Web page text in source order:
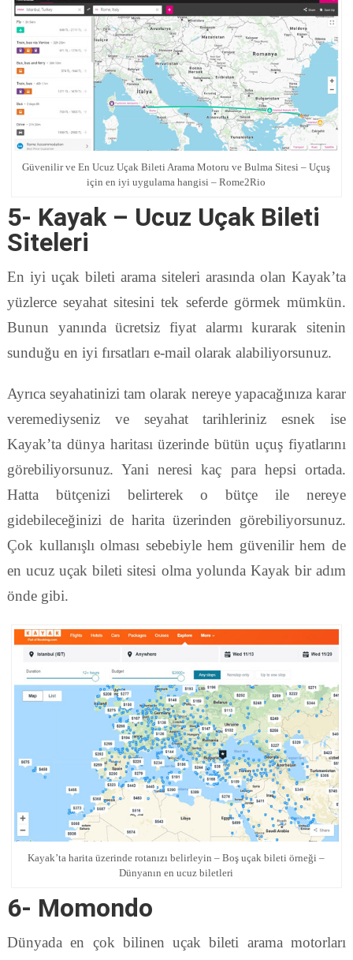
Güvenilir ve En Ucuz Uçak Bileti Arama Motoru ve Bulma Sitesi – Uçuş
için en iyi uygulama hangisi – Rome2Rio
5- Kayak – Ucuz Uçak Bileti
Siteleri
En iyi uçak bileti arama siteleri arasında olan Kayak’ta
yüzlerce seyahat sitesini tek seferde görmek mümkün.
Bunun yanında ücretsiz fiyat alarmı kurarak sitenin
sunduğu en iyi fırsatları e-mail olarak alabiliyorsunuz.
Ayrıca seyahatinizi tam olarak nereye yapacağınıza karar
veremediyseniz ve seyahat tarihleriniz esnek ise
Kayak’ta dünya haritası üzerinde bütün uçuş fiyatlarını
görebiliyorsunuz. Yani neresi kaç para hepsi ortada.
Hatta bütçenizi belirterek o bütçe ile nereye
gidebileceğinizi de harita üzerinden görebiliyorsunuz.
Çok kullanışlı olması sebebiyle hem güvenilir hem de
en ucuz uçak bileti sitesi olma yolunda Kayak bir adım
önde gibi.
Kayak’ta harita üzerinde rotanızı belirleyin – Boş uçak bileti örneği –
Dünyanın en ucuz biletleri
6- Momondo
Dünyada en çok bilinen uçak bileti arama motorları